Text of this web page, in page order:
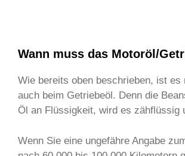
Wann muss das Motoröl/
Wie bereits oben beschrieben, ist
auch beim Getriebeöl. Denn die
Öl an Flüssigkeit, wird es zähflüssig
Wenn Sie eine ungefähre Angabe